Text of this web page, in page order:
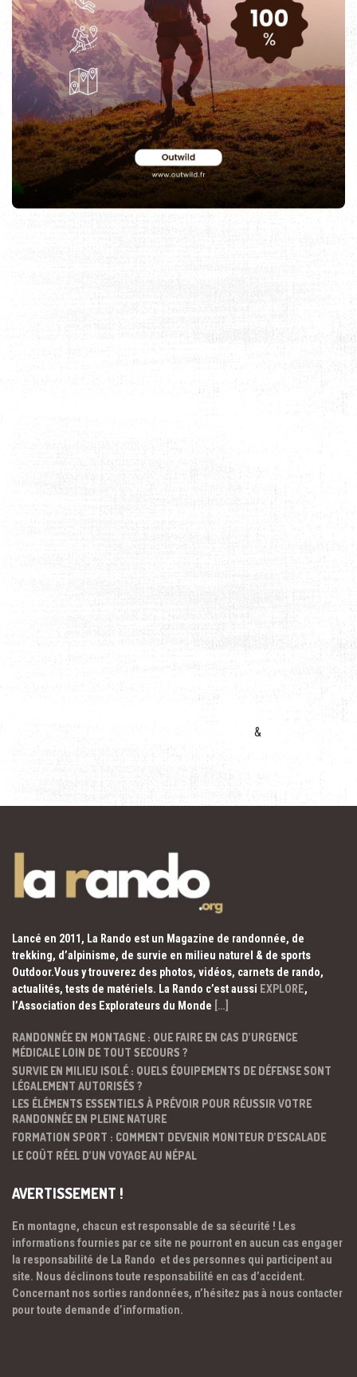
&
Lancé en 2011, La Rando est un Magazine de randonnée, de
trekking, d’alpinisme, de survie en milieu naturel & de sports
Outdoor.Vous y trouverez des photos, vidéos, carnets de rando,
actualités, tests de matériels. La Rando c’est aussi EXPLORE,
l’Association des Explorateurs du Monde […]
RANDONNÉE EN MONTAGNE : QUE FAIRE EN CAS D’URGENCE
MÉDICALE LOIN DE TOUT SECOURS ?
SURVIE EN MILIEU ISOLÉ : QUELS ÉQUIPEMENTS DE DÉFENSE SONT
LÉGALEMENT AUTORISÉS ?
LES ÉLÉMENTS ESSENTIELS À PRÉVOIR POUR RÉUSSIR VOTRE
RANDONNÉE EN PLEINE NATURE
FORMATION SPORT : COMMENT DEVENIR MONITEUR D’ESCALADE
LE COÛT RÉEL D’UN VOYAGE AU NÉPAL
AVERTISSEMENT !
En montagne, chacun est responsable de sa sécurité ! Les
informations fournies par ce site ne pourront en aucun cas engager
la responsabilité de La Rando et des personnes qui participent au
site. Nous déclinons toute responsabilité en cas d’accident.
Concernant nos sorties randonnées, n’hésitez pas à nous contacter
pour toute demande d’information.